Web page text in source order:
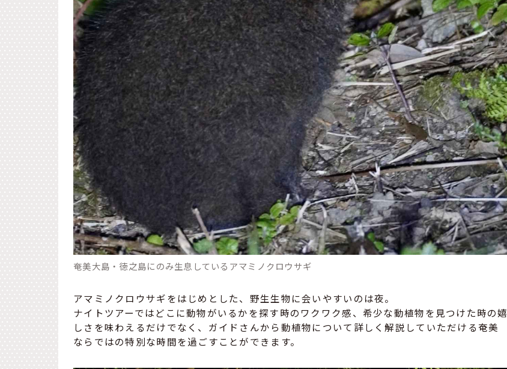
奄美大島・徳之島にのみ生息しているアマミノクロウサギ
アマミノクロウサギをはじめとした、野生生物に会いやすいのは夜。
ナイトツアーではどこに動物がいるかを探す時のワクワク感、希少な動植物を見つけた時の嬉
しさを味わえるだけでなく、ガイドさんから動植物について詳しく解説していただける奄美
ならではの特別な時間を過ごすことができます。